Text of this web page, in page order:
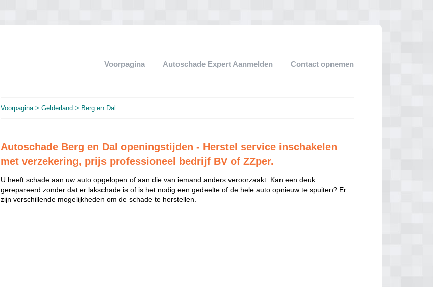
Voorpagina Autoschade Expert Aanmelden Contact opnemen
Voorpagina>Gelderland > Berg en Dal
Autoschade Berg en Dal openingstijden - Herstel service inschakelen
met verzekering, prijs professioneel bedrijf BV of ZZper.
U heeft schade aan uw auto opgelopen of aan die van iemand anders veroorzaakt. Kan een deuk
gerepareerd zonder dat er lakschade is of is het nodig een gedeelte of de hele auto opnieuw te spuiten? Er
zijn verschillende mogelijkheden om de schade te herstellen.